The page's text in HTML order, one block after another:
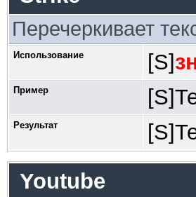
Перечеркивает
Использование [S]
Пример
Результат
Youtube